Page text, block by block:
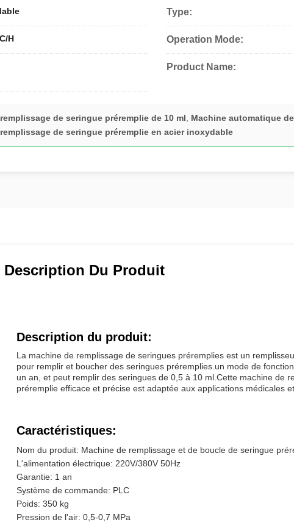
Type:
H Operation Mode:
Product Name:
de seringue préremplie de 10 ml
Machine automatique
de seringue préremplie en acier inoxydable
Description Du Produit
Description du produit:
La machine de remplissage de seringues préremplies est un
pour remplir et boucher des seringues préremplies.un mode de
un an, et peut remplir des seringues de 0,5 à 10 ml.Cette machine de
préremplie efficace et précise est adaptée aux applications médicales
Caractéristiques:
Nom du produit: Machine de remplissage et de boucle de seringue
L'alimentation électrique: 220V/380V 50Hz
Garantie: 1 an
Système de commande: PLC
Poids: 350 kg
Pression de l'air: 0,5-0,7 MPa